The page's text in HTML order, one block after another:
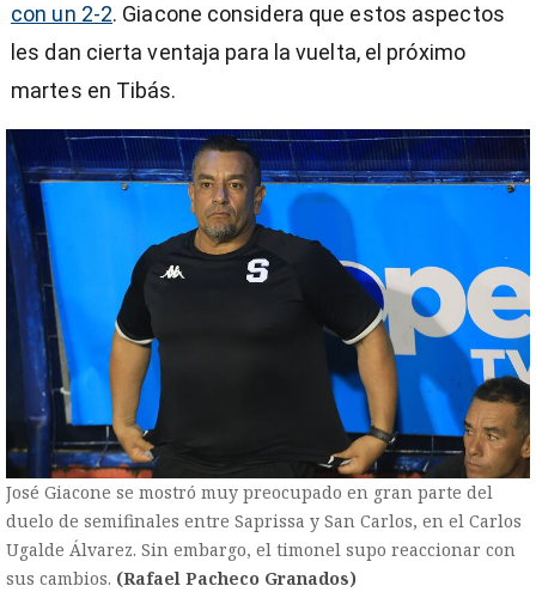
con un 2-2. Giacone considera que estos aspectos
les dan cierta ventaja para la vuelta, el próximo
martes en Tibás.
José Giacone se mostró muy preocupado en gran parte del
duelo de semifinales entre Saprissa y San Carlos, en el Carlos
Ugalde Álvarez. Sin embargo, el timonel supo reaccionar con
sus cambios. (Rafael Pacheco Granados)